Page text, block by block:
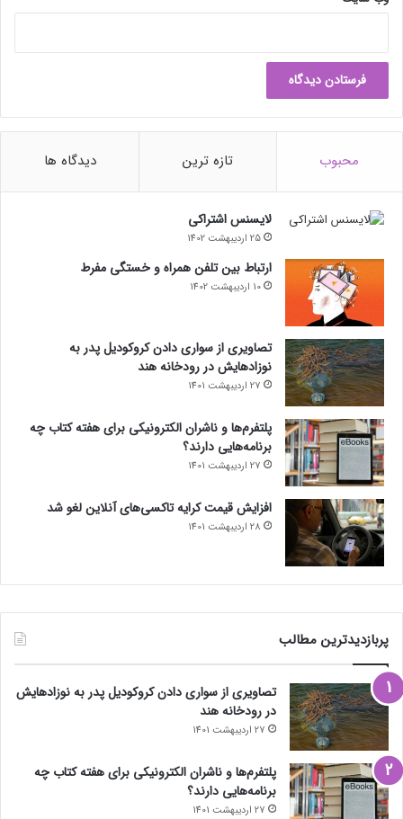
محبوب تازه ترین دیدگاه ها
لایسنس اشتراکی
25 اردیبهشت 1402
ارتباط بین تلفن همراه و خستگی مفرط
10 اردیبهشت 1402
تصاویری از سواری دادن کروکودیل پدر به
نوزادهایش در رودخانه هند
27 اردیبهشت 1401
پلتفرم‌ها و ناشران الکترونیکی برای هفته کتاب چه
برنامه‌هایی دارند؟
27 اردیبهشت 1401
افزایش قیمت کرایه تاکسی‌های آنلاین لغو شد
28 اردیبهشت 1401
پربازدیدترین مطالب
تصاویری از سواری دادن کروکودیل پدر به نوزادهایش
در رودخانه هند
27 اردیبهشت 1401
پلتفرم‌ها و ناشران الکترونیکی برای هفته کتاب چه
برنامه‌هایی دارند؟
27 اردیبهشت 1401